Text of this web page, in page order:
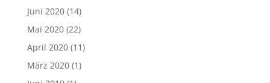
Juni 2020(14)
Mai 2020(22)
April 2020(11)
März 2020(1)